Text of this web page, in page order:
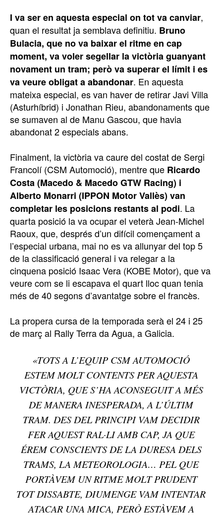
I va ser en aquesta especial on tot va canviar,
quan el resultat ja semblava definitiu. Bruno
Bulacia, que no va baixar el ritme en cap
moment, va voler segellar la victòria guanyant
novament un tram; però va superar el límit i es
va veure obligat a abandonar. En aquesta
mateixa especial, es van haver de retirar Javi Villa
(Asturhíbrid) i Jonathan Rieu, abandonaments que
se sumaven al de Manu Gascou, que havia
abandonat 2 especials abans.
Finalment, la victòria va caure del costat de Sergi
Francolí (CSM Automoció), mentre que Ricardo
Costa (Macedo & Macedo GTW Racing) i
Alberto Monarri (IPPON Motor Vallès) van
completar les posicions restants al podi. La
quarta posició la va ocupar el veterà Jean-Michel
Raoux, que, després d’un difícil començament a
l’especial urbana, mai no es va allunyar del top 5
de la classificació general i va relegar a la
cinquena posició Isaac Vera (KOBE Motor), que va
veure com se li escapava el quart lloc quan tenia
més de 40 segons d’avantatge sobre el francès.
La propera cursa de la temporada serà el 24 i 25
de març al Rally Terra da Agua, a Galicia.
«TOTS A L’EQUIP CSM AUTOMOCIÓ
ESTEM MOLT CONTENTS PER AQUESTA
VICTÒRIA, QUE S’HA ACONSEGUIT A MÉS
DE MANERA INESPERADA, A L’ÚLTIM
TRAM. DES DEL PRINCIPI VAM DECIDIR
FER AQUEST RAL·LI AMB CAP, JA QUE
ÉREM CONSCIENTS DE LA DURESA DELS
TRAMS, LA METEOROLOGIA… PEL QUE
PORTÀVEM UN RITME MOLT PRUDENT
TOT DISSABTE, DIUMENGE VAM INTENTAR
ATACAR UNA MICA, PERÒ ESTÀVEM A